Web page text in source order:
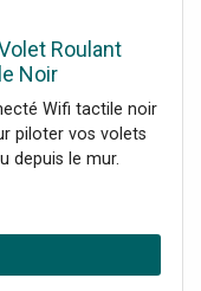
Roulant
Noir
Wifi tactile noir
piloter vos volets
depuis le mur.
Volet Roulant
qui se fond dans
et son style